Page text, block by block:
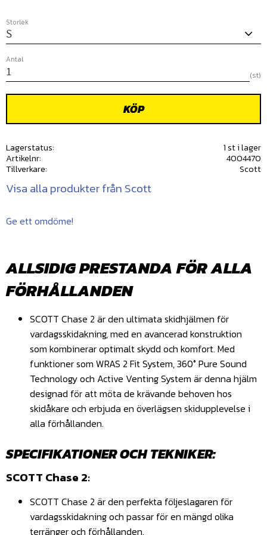
Storlek
Antal
st
KÖP
Lagerstatus
1 st i lager
Artikelnr
4004470
Tillverkare
Scott
Visa alla produkter från Scott
Ge ett omdöme!
ALLSIDIG PRESTANDA FÖR ALLA
FÖRHÅLLANDEN
SCOTT Chase 2 är den ultimata skidhjälmen för
vardagsskidakning, med en avancerad konstruktion
som kombinerar optimalt skydd och komfort. Med
funktioner som WRAS 2 Fit System, 360° Pure Sound
Technology och Active Venting System är denna hjälm
designad för att möta de krävande behoven hos
skidåkare och erbjuda en överlägsen skidupplevelse i
alla förhållanden.
SPECIFIKATIONER OCH TEKNIKER:
SCOTT Chase 2:
SCOTT Chase 2 är den perfekta följeslagaren för
vardagsskidakning och passar för en mängd olika
terränger och förhållanden.